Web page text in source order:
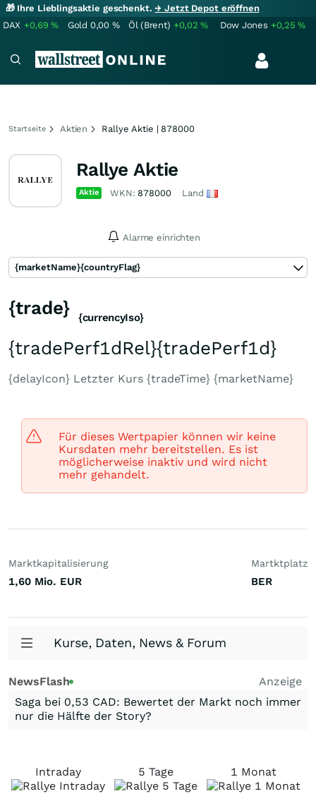
🎁 Ihre Lieblingsaktie geschenkt.→ Jetzt Depot eröffnen
DAX +0,69% Gold 0,00 % Öl (Brent) +0,02% Dow Jones +0,25%
Startseite Aktien Rallye Aktie | 878000
Rallye Aktie
Aktie WKN: 878000 Land
Alarme einrichten
{countryFlag}
{marketName}
{trade} {currencyIso}
{tradePerf1dRel}{tradePerf1d}
{delayIcon} Letzter Kurs {tradeTime} {marketName}
Für dieses Wertpapier können wir keine
Kursdaten mehr bereitstellen. Es ist
möglicherweise inaktiv und wird nicht
mehr gehandelt.
Marktkapitalisierung
1,60 Mio. EUR
Martktplatz
BER
Kurse, Daten, News & Forum
NewsFlash
Anzeige
Saga bei 0,53 CAD: Bewertet der Markt noch immer
nur die Hälfte der Story?
Intraday 5 Tage 1 Monat